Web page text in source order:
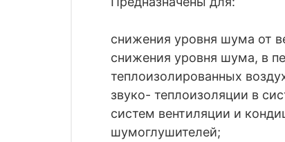
снижения уровня шума от
снижения уровня шума, в
теплоизолированных
звуко- теплоизоляции в
систем вентиляции и
шумоглушителей;